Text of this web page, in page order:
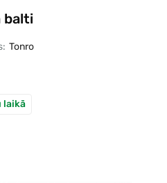
balti
Tonro
laikā